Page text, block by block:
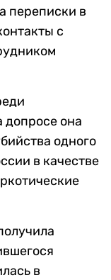
переписки в
с
она
одного
в качестве
в